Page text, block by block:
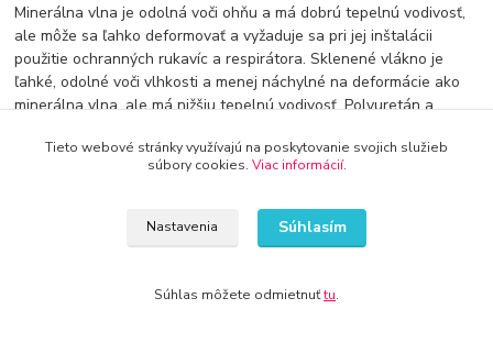
Minerálna vlna je odolná voči ohňu a má dobrú tepelnú vodivosť,
ale môže sa ľahko deformovať a vyžaduje sa pri jej inštalácii
použitie ochranných rukavíc a respirátora. Sklenené vlákno je
ľahké, odolné voči vlhkosti a menej náchylné na deformácie ako
minerálna vlna, ale má nižšiu tepelnú vodivosť. Polyuretán a
nie sú tak odolné voči ohňu ako minerálna vlna a sklenené
Pri inštalácii izolácie potrubia je dôležité dodržiavať správne
postupy a používať primerané materiály pre každú aplikáciu.
na účinnosť systému vody a kúrenia.
Tieto webové stránky využívajú na poskytovanie svojich služieb
súbory cookies. Viac informácií.
Nastavenia Súhlasím
Súhlas môžete odmietnuťtu.